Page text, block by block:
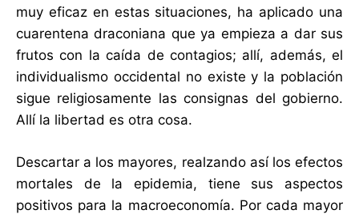
muy eficaz en estas situaciones, ha aplicado una
cuarentena draconiana que ya empieza a dar sus
frutos con la caída de contagios; allí, además, el
individualismo occidental no existe y la población
sigue religiosamente las consignas del gobierno.
Allí la libertad es otra cosa.
Descartar a los mayores, realzando así los efectos
mortales de la epidemia, tiene sus aspectos
positivos para la macroeconomía. Por cada mayor